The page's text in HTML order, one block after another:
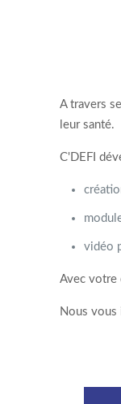
A travers
leur santé.
C'DEFI
vidéo
Avec votre
Nous vous